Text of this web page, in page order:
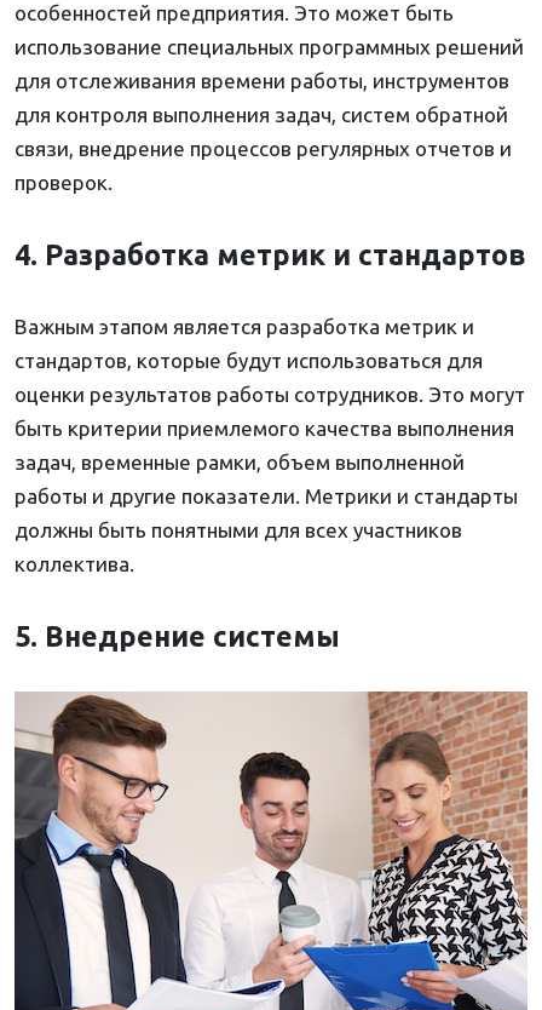
особенностей предприятия. Это может быть
использование специальных программных решений
для отслеживания времени работы, инструментов
для контроля выполнения задач, систем обратной
связи, внедрение процессов регулярных отчетов и
проверок.
4. Разработка метрик и стандартов
Важным этапом является разработка метрик и
стандартов, которые будут использоваться для
оценки результатов работы сотрудников. Это могут
быть критерии приемлемого качества выполнения
задач, временные рамки, объем выполненной
работы и другие показатели. Метрики и стандарты
должны быть понятными для всех участников
коллектива.
5. Внедрение системы